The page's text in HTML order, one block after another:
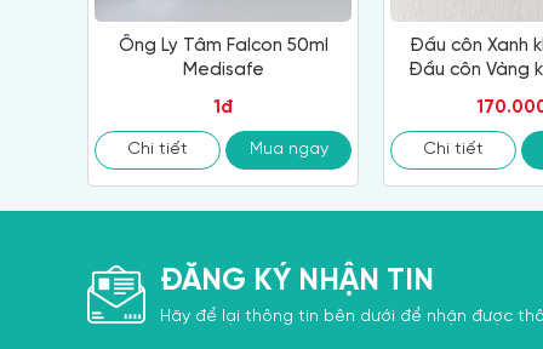
Ống Ly Tâm Falcon 50ml
Medisafe
1đ
Chi tiết Mua ngay
Đầu côn Xanh
Đầu côn Vàng
Đầu côn
Chi tiết
ĐĂNG KÝ NHẬN TIN
Hãy để lại thông tin bên dưới để nhận được